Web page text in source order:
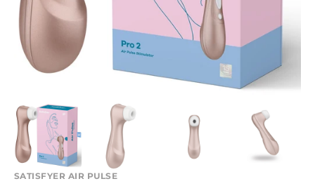
en
vista
galería
SATISFYER AIR PULSE